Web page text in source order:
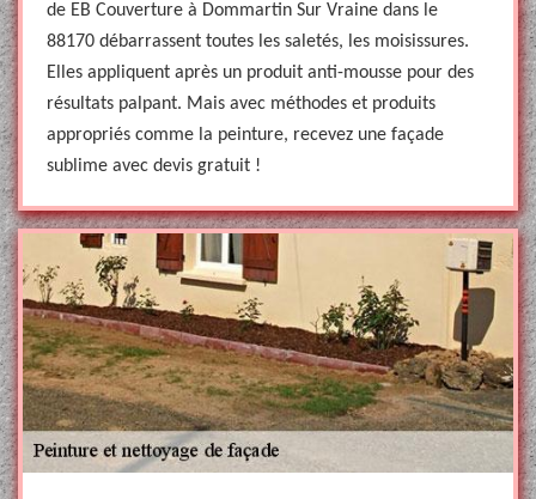
de EB Couverture à Dommartin Sur Vraine dans le
88170 débarrassent toutes les saletés, les moisissures.
Elles appliquent après un produit anti-mousse pour des
résultats palpant. Mais avec méthodes et produits
appropriés comme la peinture, recevez une façade
sublime avec devis gratuit !